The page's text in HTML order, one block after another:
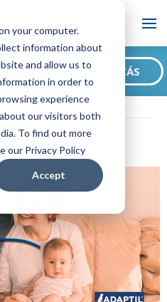
your computer.
information about
and allow us to
in order to
experience
our visitors both
To find out more
our Privacy Policy
Accept
felkészítsd kutyád egy kisbaba
FELIRATKOZÁS